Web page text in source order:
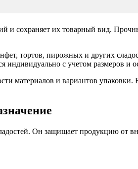
и сохраняет их товарный вид.
тортов, пирожных и других
с учетом размеров и
материалов и вариантов
Он защищает продукцию от